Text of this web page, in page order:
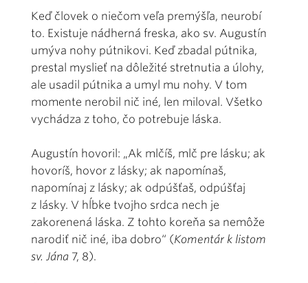
Keď človek o niečom veľa premýšľa, neurobí
to. Existuje nádherná freska, ako sv. Augustín
umýva nohy pútnikovi. Keď zbadal pútnika,
prestal myslieť na dôležité stretnutia a úlohy,
ale usadil pútnika a umyl mu nohy. V tom
momente nerobil nič iné, len miloval. Všetko
vychádza z toho, čo potrebuje láska.
Augustín hovoril: „Ak mlčíš, mlč pre lásku; ak
hovoríš, hovor z lásky; ak napomínaš,
napomínaj z lásky; ak odpúšťaš, odpúšťaj
z lásky. V hĺbke tvojho srdca nech je
zakorenená láska. Z tohto koreňa sa nemôže
narodiť nič iné, iba dobro“ (Komentár k listom
sv. Jána 7, 8).